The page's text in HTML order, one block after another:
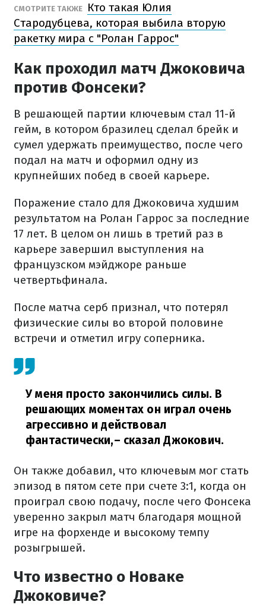
СМОТРИТЕ ТАКЖЕ
Кто такая Юлия
Стародубцева, которая выбила вторую
ракетку мира с "Ролан Гаррос"
Как проходил матч Джоковича
против Фонсеки?
В решающей партии ключевым стал 11-й
гейм, в котором бразилец сделал брейк и
сумел удержать преимущество, после чего
подал на матч и оформил одну из
крупнейших побед в своей карьере.
Поражение стало для Джоковича худшим
результатом на Ролан Гаррос за последние
17 лет. В целом он лишь в третий раз в
карьере завершил выступления на
французском мэйджоре раньше
четвертьфинала.
После матча серб признал, что потерял
физические силы во второй половине
встречи и отметил игру соперника.
У меня просто закончились силы. В
решающих моментах он играл очень
агрессивно и действовал
фантастически,– сказал Джокович.
Он также добавил, что ключевым мог стать
эпизод в пятом сете при счете 3:1, когда он
проиграл свою подачу, после чего Фонсека
уверенно закрыл матч благодаря мощной
игре на форхенде и высокому темпу
розыгрышей.
Что известно о Новаке
Джоковиче?